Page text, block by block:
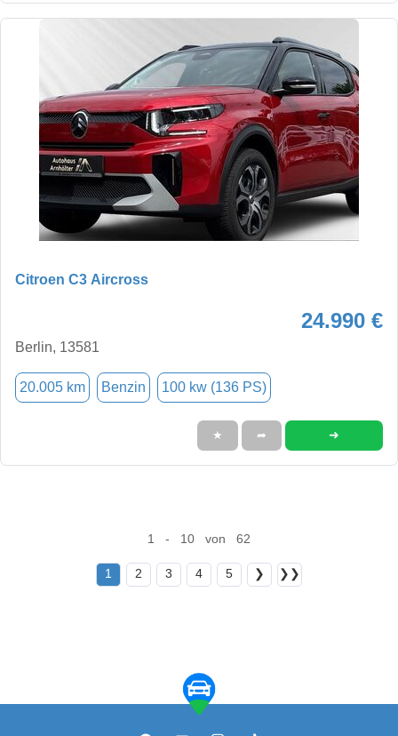
Citroen C3 Aircross
24.990 €
Berlin, 13581
20.005 km Benzin 100 kw (136 PS)
★ ➦ ➜
1 - 10 von 62
1 2 3 4 5 ❯ ❯❯